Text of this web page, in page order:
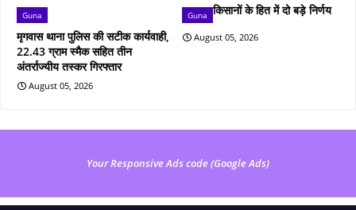
Guna
मृगवास थाना पुलिस की सटीक कार्यवाही,
22.43 ग्राम स्मैक सहित तीन
अंतर्राज्यीय तस्कर गिरफ्तार
August 05, 2026
Guna किसानों के हित में दो बड़े निर्णय
August 05, 2026
Your Responsive Ads code (Google Ads)